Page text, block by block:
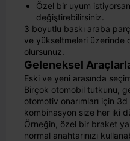
Özel bir uyum
değiştirebilirsiniz.
3 boyutlu baskı araba
ve yükseltmeleri üzerinde
olursunuz.
Geleneksel
Eski ve yeni arasında
Birçok otomobil tutkunu,
otomotiv onarımları için 3d
kombinasyon size her iki
Örneğin, özel bir braket
normal anahtarınızı